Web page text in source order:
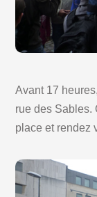
Avant 17
rue des Sables.
place et rendez